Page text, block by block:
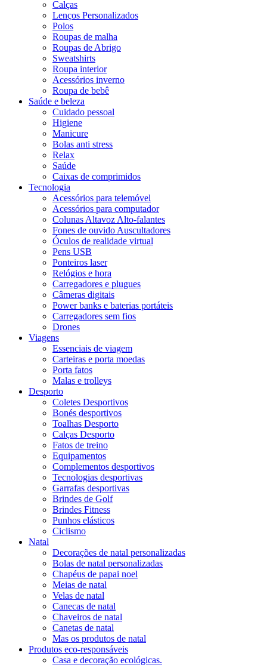
Calças
Lenços Personalizados
Polos
Roupas de malha
Roupas de Abrigo
Sweatshirts
Roupa interior
Acessórios inverno
Roupa de bebê
Saúde e beleza
Cuidado pessoal
Higiene
Manicure
Bolas anti stress
Relax
Saúde
Caixas de comprimidos
Tecnologia
Acessórios para telemóvel
Acessórios para computador
Colunas Altavoz Alto-falantes
Fones de ouvido Auscultadores
Óculos de realidade virtual
Pens USB
Ponteiros laser
Relógios e hora
Carregadores e plugues
Câmeras digitais
Power banks e baterias portáteis
Carregadores sem fios
Drones
Viagens
Essenciais de viagem
Carteiras e porta moedas
Porta fatos
Malas e trolleys
Desporto
Coletes Desportivos
Bonés desportivos
Toalhas Desporto
Calças Desporto
Fatos de treino
Equipamentos
Complementos desportivos
Tecnologias desportivas
Garrafas desportivas
Brindes de Golf
Brindes Fitness
Punhos elásticos
Ciclismo
Natal
Decorações de natal personalizadas
Bolas de natal personalizadas
Chapéus de papai noel
Meias de natal
Velas de natal
Canecas de natal
Chaveiros de natal
Canetas de natal
Mas os produtos de natal
Produtos eco-responsáveis
Casa e decoração ecológicas.